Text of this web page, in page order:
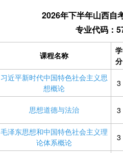
2026年下半年山西自
专业代码：
课程名称
学
分
习近平新时代中国特色社会主义思
想概论
3
思想道德与法治 3
毛泽东思想和中国特色社会主义理
论体系概论
3